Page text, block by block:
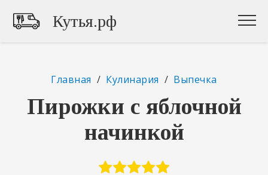
Кутья.рф
Главная / Кулинария / Выпечка
Пирожки с яблочной
начинкой